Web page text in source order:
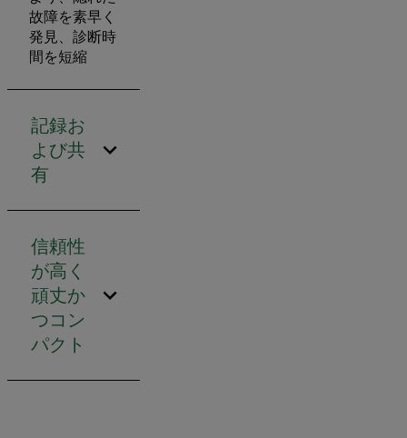
故障を素早く
発見、診断時
間を短縮
記録お
よび共
有
信頼性
が高く
頑丈か
つコン
パクト